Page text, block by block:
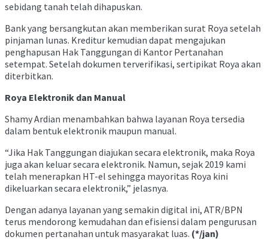
sebidang tanah telah dihapuskan.
Bank yang bersangkutan akan memberikan surat Roya setelah
pinjaman lunas. Kreditur kemudian dapat mengajukan
penghapusan Hak Tanggungan di Kantor Pertanahan
setempat. Setelah dokumen terverifikasi, sertipikat Roya akan
diterbitkan.
Roya Elektronik dan Manual
Shamy Ardian menambahkan bahwa layanan Roya tersedia
dalam bentuk elektronik maupun manual.
“Jika Hak Tanggungan diajukan secara elektronik, maka Roya
juga akan keluar secara elektronik. Namun, sejak 2019 kami
telah menerapkan HT-el sehingga mayoritas Roya kini
dikeluarkan secara elektronik,” jelasnya.
Dengan adanya layanan yang semakin digital ini, ATR/BPN
terus mendorong kemudahan dan efisiensi dalam pengurusan
dokumen pertanahan untuk masyarakat luas. (*/jan)